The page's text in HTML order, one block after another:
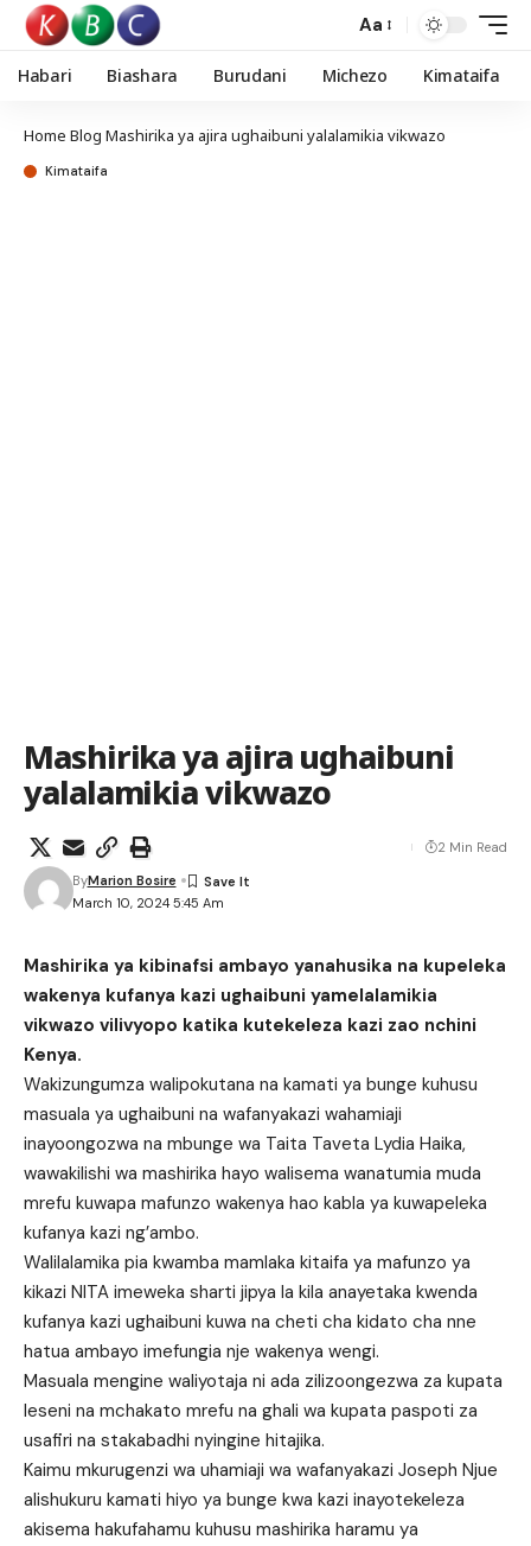
Aa
Habari Biashara Burudani Michezo Kimataifa
Home Blog Mashirika ya ajira ughaibuni yalalamikia vikwazo
Kimataifa
Mashirika ya ajira ughaibuni
yalalamikia vikwazo
March 10, 2024 5:45 Am
ByMarion Bosire
2 Min Read
Mashirika ya kibinafsi ambayo yanahusika na kupeleka
wakenya kufanya kazi ughaibuni yamelalamikia
vikwazo vilivyopo katika kutekeleza kazi zao nchini
Kenya.
Wakizungumza walipokutana na kamati ya bunge kuhusu
masuala ya ughaibuni na wafanyakazi wahamiaji
inayoongozwa na mbunge wa Taita Taveta Lydia Haika,
wawakilishi wa mashirika hayo walisema wanatumia muda
mrefu kuwapa mafunzo wakenya hao kabla ya kuwapeleka
kufanya kazi ng’ambo.
Walilalamika pia kwamba mamlaka kitaifa ya mafunzo ya
kikazi NITA imeweka sharti jipya la kila anayetaka kwenda
kufanya kazi ughaibuni kuwa na cheti cha kidato cha nne
hatua ambayo imefungia nje wakenya wengi.
Masuala mengine waliyotaja ni ada zilizoongezwa za kupata
leseni na mchakato mrefu na ghali wa kupata paspoti za
usafiri na stakabadhi nyingine hitajika.
Kaimu mkurugenzi wa uhamiaji wa wafanyakazi Joseph Njue
alishukuru kamati hiyo ya bunge kwa kazi inayotekeleza
akisema hakufahamu kuhusu mashirika haramu ya